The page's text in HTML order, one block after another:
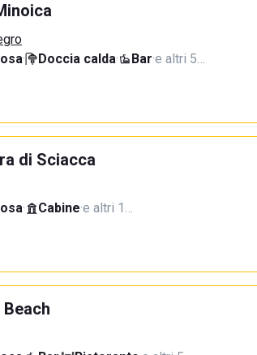
· Doccia calda· Bar·e altri 5…
di Sciacca
· Cabine·e altri 1…